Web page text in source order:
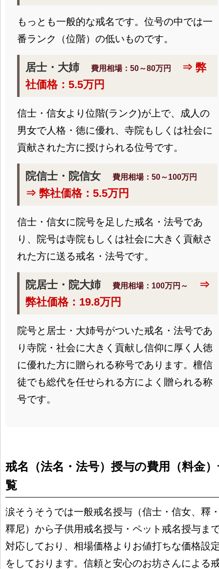
もっとも一般的な戒名です。位号の中では一
番ランク（位階）の低いものです。
居士・大姉 費用相場：50～80万円
⇒ 弊
社価格：5.5万円
信士・信女より位階(ランク)が上で、成人の
男女で人格・徳に優れ、寺院もしくは社会に
貢献された方に授けられる位号です。
院信士・院信女 費用相場：50～100万円
⇒ 弊社価格：5.5万円
信士・信女に院号を足した戒名・法号であ
り、院号は寺院もしくは社会に大きく貢献さ
れた方に送る戒名・法号です。
院居士・院大姉 費用相場：100万円～
⇒
弊社価格：19.8万円
院号と居士・大姉号がついた戒名・法号であ
り寺院・社会に大きく貢献し信仰に厚く人徳
に優れた方に贈られる称号であります。檀信
徒でも総代を任せられる方によく贈られる称
号です。
戒名（法名・法号）授与の費用（料金
覧
涙そうそうでは一般戒名授与（信士・信女、釋
釋尼）から子供用戒名授与・ペット戒名授与ま
対応しており、相場価格よりお値打ちな価格設
をしております。信頼と安心のお坊さんによる